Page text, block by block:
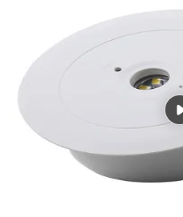
SULLA
PRIVACY